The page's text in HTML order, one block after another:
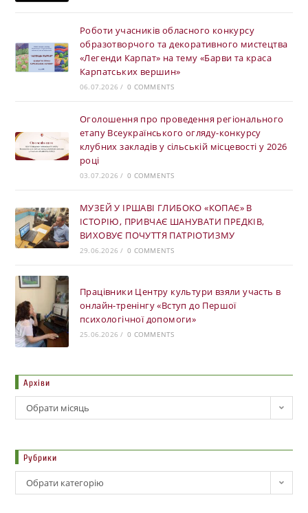
Роботи учасників обласного конкурсу
образотворчого та декоративного мистецтва
«Легенди Карпат» на тему «Барви та краса
Карпатських вершин»
06.07.2026 / 0 COMMENTS
Оголошення про проведення регіонального
етапу Всеукраїнського огляду-конкурсу
клубних закладів у сільській місцевості у 2026
році
03.07.2026 / 0 COMMENTS
МУЗЕЙ У ІРШАВІ ГЛИБОКО «КОПАЄ» В
ІСТОРІЮ, ПРИВЧАЄ ШАНУВАТИ ПРЕДКІВ,
ВИХОВУЄ ПОЧУТТЯ ПАТРІОТИЗМУ
29.06.2026 / 0 COMMENTS
Працівники Центру культури взяли участь в
онлайн-тренінгу «Вступ до Першої
психологічної допомоги»
25.06.2026 / 0 COMMENTS
Архіви
Обрати місяць
Рубрики
Обрати категорію